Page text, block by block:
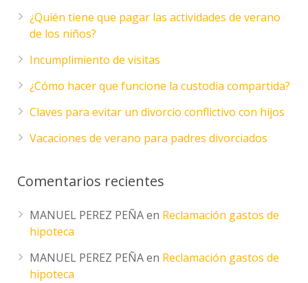
¿Quién tiene que pagar las actividades de verano
de los niños?
Incumplimiento de visitas
¿Cómo hacer que funcione la custodia compartida?
Claves para evitar un divorcio conflictivo con hijos
Vacaciones de verano para padres divorciados
Comentarios recientes
MANUEL PEREZ PEÑAen Reclamación gastos de
hipoteca
MANUEL PEREZ PEÑAen Reclamación gastos de
hipoteca